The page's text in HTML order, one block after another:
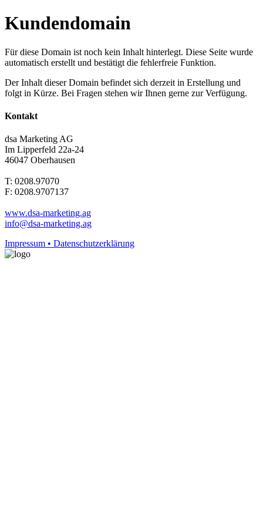
Kundendomain
Für diese Domain ist noch kein Inhalt hinterlegt. Diese Seite wurde
automatisch erstellt und bestätigt die fehlerfreie Funktion.
Der Inhalt dieser Domain befindet sich derzeit in Erstellung und
folgt in Kürze. Bei Fragen stehen wir Ihnen gerne zur Verfügung.
Kontakt
dsa Marketing AG
Im Lipperfeld 22a-24
46047 Oberhausen
T: 0208.97070
F: 0208.9707137
www.dsa-marketing.ag
info@dsa-marketing.ag
Impressum • Datenschutzerklärung